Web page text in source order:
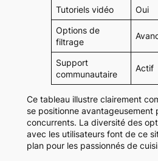
Tutoriels vidéo Oui
Options de
filtrage
Support
communautaire
Actif
Ce tableau illustre clairement
se positionne avantageusement
concurrents. La diversité des
avec les utilisateurs font de ce
plan pour les passionnés de